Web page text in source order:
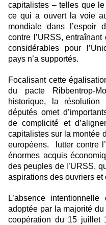
capitalistes – telles que
ce qui a ouvert la voie
mondiale dans l’espoir
contre l’URSS,
considérables pour
pays n’a supportés.
Focalisant cette
du pacte Ribbentrop-
historique, la
députés omet
de complicité et
capitalistes sur la montée
européens. lutter contre
énormes acquis
des peuples de l’URSS,
aspirations des ouvriers et
L’absence
adoptée par la majorité
coopération du 15 juillet